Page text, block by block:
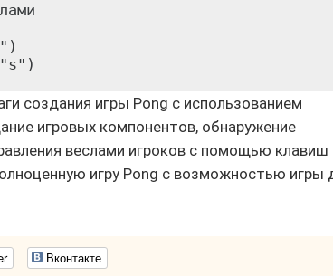
создания игры Pong с использованием
игровых компонентов, обнаружение
веслами игроков с помощью клавиш
игру Pong с возможностью игры
Вконтакте